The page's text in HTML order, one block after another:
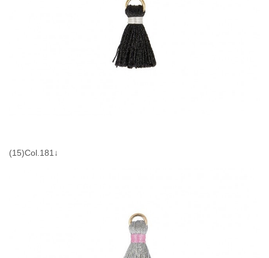
(15)Col.181↓